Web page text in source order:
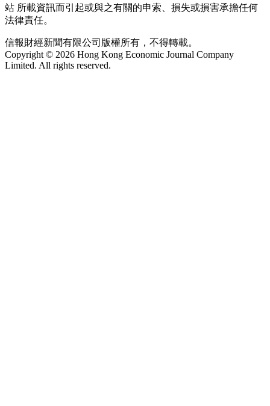
站 所載資訊而引起或與之有關的申索、損失或損害承擔任何
法律責任。
信報財經新聞有限公司版權所有，不得轉載。
Copyright © 2026 Hong Kong Economic Journal Company
Limited. All rights reserved.